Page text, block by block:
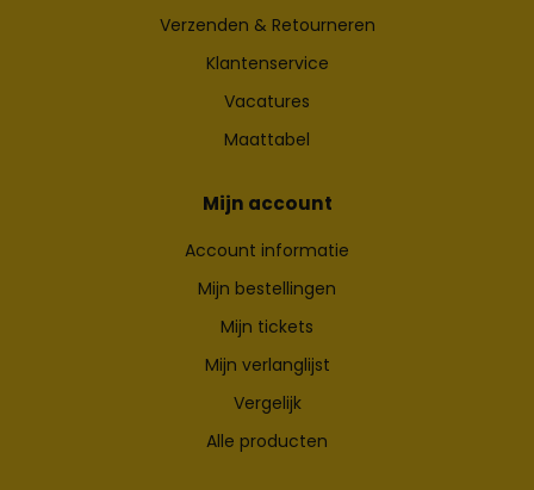
Verzenden & Retourneren
Klantenservice
Vacatures
Maattabel
Mijn account
Account informatie
Mijn bestellingen
Mijn tickets
Mijn verlanglijst
Vergelijk
Alle producten